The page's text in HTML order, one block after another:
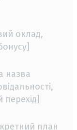
оклад,
назва
план